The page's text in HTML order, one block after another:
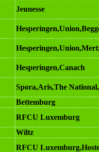
Jeunesse
Hesperingen,Canach
Spora,Aris,The
Bettemburg
RFCU Luxemburg
Wiltz
RFCU